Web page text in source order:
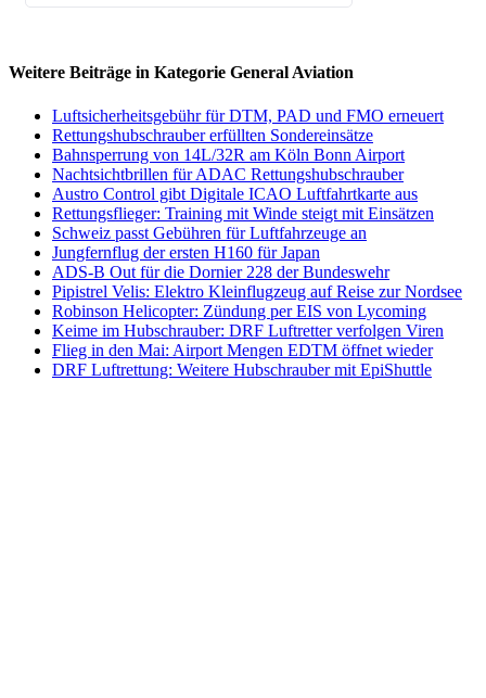
Weitere Beiträge in Kategorie General Aviation
Luftsicherheitsgebühr für DTM, PAD und FMO erneuert
Rettungshubschrauber erfüllten Sondereinsätze
Bahnsperrung von 14L/32R am Köln Bonn Airport
Nachtsichtbrillen für ADAC Rettungshubschrauber
Austro Control gibt Digitale ICAO Luftfahrtkarte aus
Rettungsflieger: Training mit Winde steigt mit Einsätzen
Schweiz passt Gebühren für Luftfahrzeuge an
Jungfernflug der ersten H160 für Japan
ADS-B Out für die Dornier 228 der Bundeswehr
Pipistrel Velis: Elektro Kleinflugzeug auf Reise zur Nordsee
Robinson Helicopter: Zündung per EIS von Lycoming
Keime im Hubschrauber: DRF Luftretter verfolgen Viren
Flieg in den Mai: Airport Mengen EDTM öffnet wieder
DRF Luftrettung: Weitere Hubschrauber mit EpiShuttle